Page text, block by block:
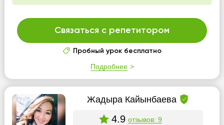
Связаться с репетитором
Пробный урок бесплатно
Подробнее
Жадыра Кайынбаева
4.9 отзывов: 9